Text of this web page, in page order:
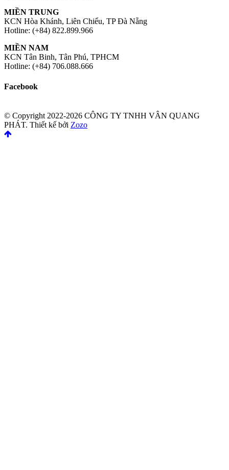
MIỀN TRUNG
KCN Hòa Khánh, Liên Chiểu, TP Đà Nẵng
Hotline: (+84) 822.899.966
MIỀN NAM
KCN Tân Binh, Tân Phú, TPHCM
Hotline: (+84) 706.088.666
Facebook
© Copyright 2022-2026 CÔNG TY TNHH VÂN QUANG
PHÁT. Thiết kế bởi Zozo